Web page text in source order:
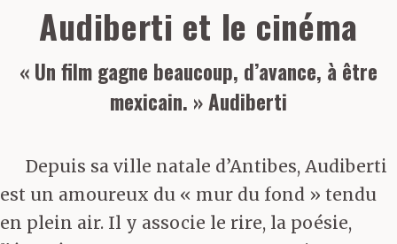
Audiberti et le cinéma
« Un film gagne beaucoup, d’avance, à être
mexicain. » Audiberti
Depuis sa ville natale d’Antibes, Audiberti
est un amoureux du « mur du fond » tendu
en plein air. Il y associe le rire, la poésie,